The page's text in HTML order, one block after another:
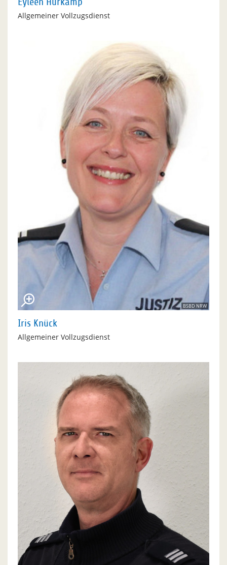
Eyleen Hürkamp
Allgemeiner Vollzugsdienst
BSBD NRW
Iris Knück
Allgemeiner Vollzugsdienst